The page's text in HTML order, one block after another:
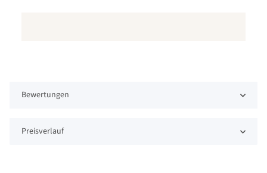
Bewertungen
Preisverlauf